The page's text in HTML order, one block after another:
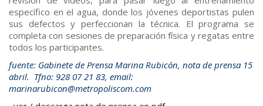
específico en el agua, donde los jóvenes deportistas pulen
sus defectos y perfeccionan la técnica. El programa se
completa con sesiones de preparación física y regatas entre
todos los participantes.
fuente: Gabinete de Prensa Marina Rubicón, nota de prensa 15
abril. Tfno: 928 07 21 83, email:
marinarubicon@metropoliscom.com